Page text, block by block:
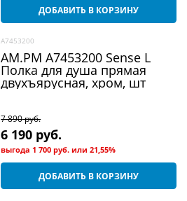
ДОБАВИТЬ В КОРЗИНУ
A7453200
AM.PM A7453200 Sense L
Полка для душа прямая
двухъярусная, хром, шт
7 890 руб.
6 190 руб.
выгода 1 700 руб. или21,55%
ДОБАВИТЬ В КОРЗИНУ